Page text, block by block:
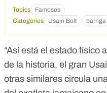
Topics Famosos
Categories
Usain Bolt barriga
“Así está el estado físico
de la historia, el gran
otras similares circula